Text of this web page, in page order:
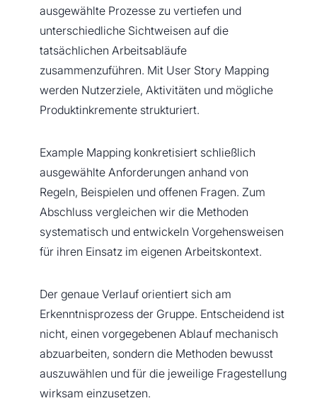
ausgewählte Prozesse zu vertiefen und
unterschiedliche Sichtweisen auf die
tatsächlichen Arbeitsabläufe
zusammenzuführen. Mit User Story Mapping
werden Nutzerziele, Aktivitäten und mögliche
Produktinkremente strukturiert.
Example Mapping konkretisiert schließlich
ausgewählte Anforderungen anhand von
Regeln, Beispielen und offenen Fragen. Zum
Abschluss vergleichen wir die Methoden
systematisch und entwickeln Vorgehensweisen
für ihren Einsatz im eigenen Arbeitskontext.
Der genaue Verlauf orientiert sich am
Erkenntnisprozess der Gruppe. Entscheidend ist
nicht, einen vorgegebenen Ablauf mechanisch
abzuarbeiten, sondern die Methoden bewusst
auszuwählen und für die jeweilige Fragestellung
wirksam einzusetzen.